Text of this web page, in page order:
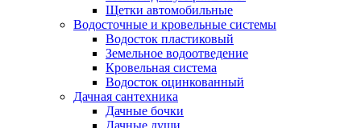
Щетки автомобильные
Водосточные и кровельные системы
Водосток пластиковый
Земельное водоотведение
Кровельная система
Водосток оцинкованный
Дачная сантехника
Дачные бочки
Дачные души